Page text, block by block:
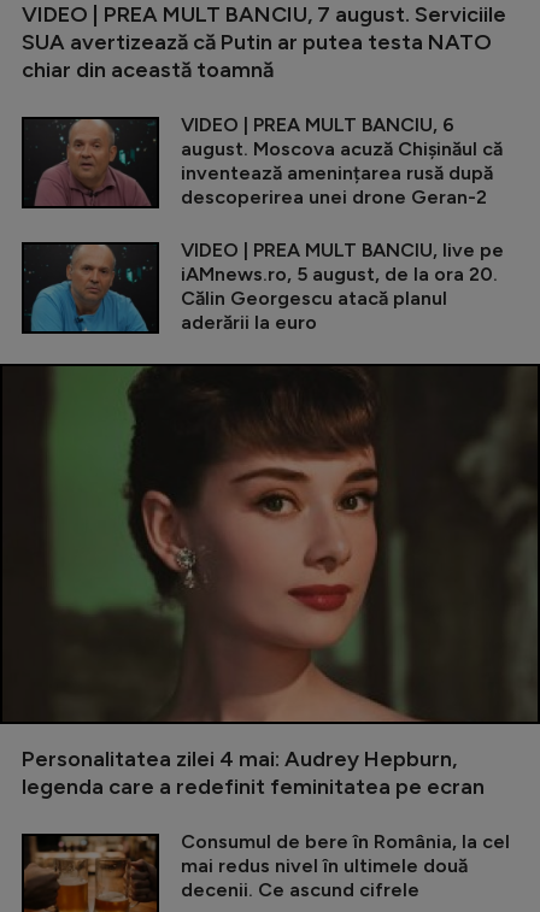
VIDEO | PREA MULT BANCIU, 7 august. Serviciile
SUA avertizează că Putin ar putea testa NATO
chiar din această toamnă
VIDEO | PREA MULT BANCIU, 6
august. Moscova acuză Chișinăul că
inventează amenințarea rusă după
descoperirea unei drone Geran-2
VIDEO | PREA MULT BANCIU, live pe
iAMnews.ro, 5 august, de la ora 20.
Călin Georgescu atacă planul
aderării la euro
Personalitatea zilei 4 mai: Audrey Hepburn,
legenda care a redefinit feminitatea pe ecran
Consumul de bere în România, la cel
mai redus nivel în ultimele două
decenii. Ce ascund cifrele